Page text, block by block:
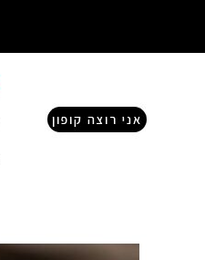
אני רוצה קופון